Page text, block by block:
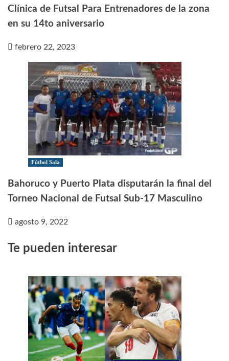
Clínica de Futsal Para Entrenadores de la zona
en su 14to aniversario
febrero 22, 2023
Fútbol Sala
Bahoruco y Puerto Plata disputarán la final del
Torneo Nacional de Futsal Sub-17 Masculino
agosto 9, 2022
Te pueden interesar